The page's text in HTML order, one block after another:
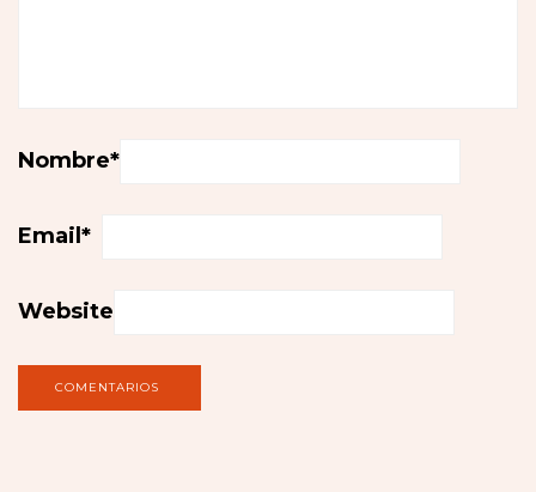
Nombre*
Email *
Website